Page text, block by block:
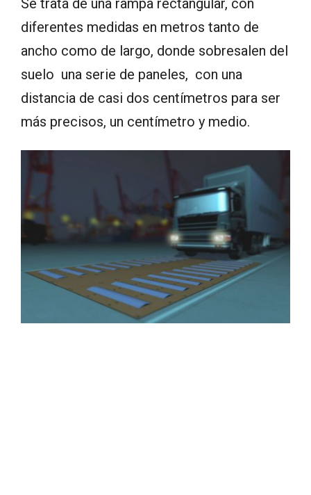
diferentes medidas en metros tanto de
ancho como de largo, donde sobresalen del
suelo una serie de paneles, con una
distancia de casi dos centímetros para ser
más precisos, un centímetro y medio.